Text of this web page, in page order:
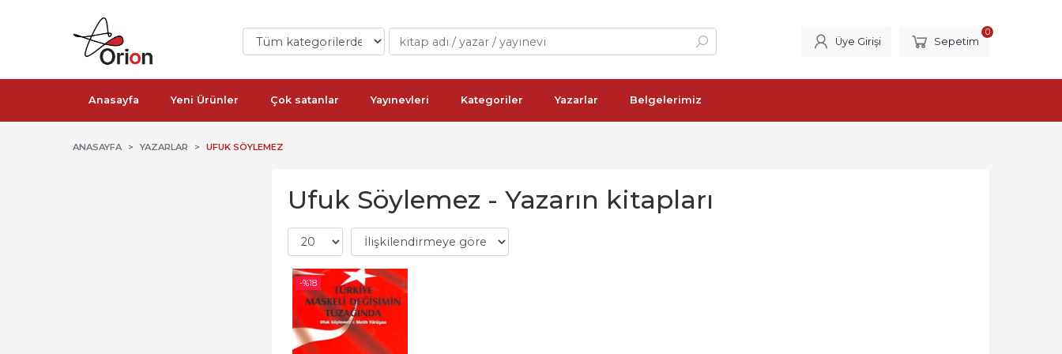
Üye Girişi Sepetim
0
Anasayfa Yeni Ürünler Çok satanlar Yayınevleri Kategoriler Yazarlar Belgelerimiz
ANASAYFA YAZARLAR UFUK SÖYLEMEZ
Ufuk Söylemez - Yazarın kitapları
-%18